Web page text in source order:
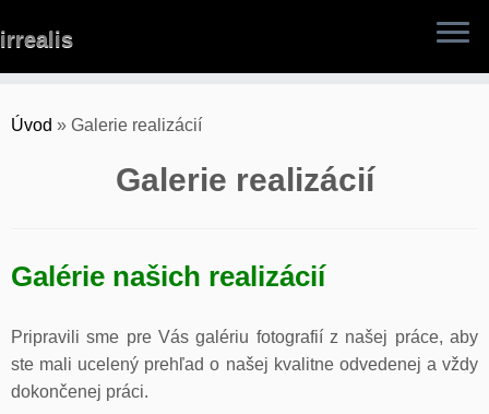
to
irrealis
Úvod » Galerie realizácií
Galerie realizácií
Galérie našich realizácií
Pripravili sme pre Vás galériu fotografií z našej práce, aby
ste mali ucelený prehľad o našej kvalitne odvedenej a vždy
dokončenej práci.